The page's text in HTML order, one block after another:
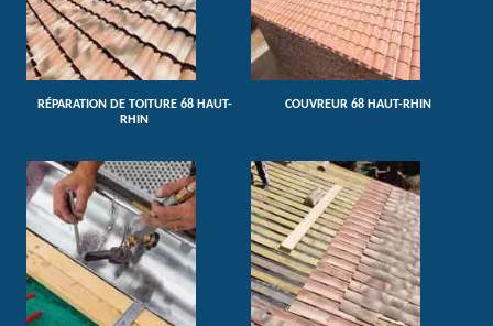
RÉPARATION DE TOITURE 68 HAUT-
RHIN
COUVREUR 68 HAUT-RHIN